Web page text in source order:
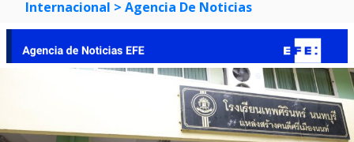
Internacional > Agencia De Noticias